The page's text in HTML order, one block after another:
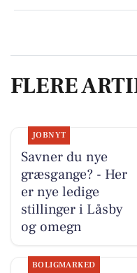
FLERE
JOBNYT
Savner du nye
græsgange? - Her
er nye ledige
stillinger i Låsby
og omegn
BOLIGMARKED